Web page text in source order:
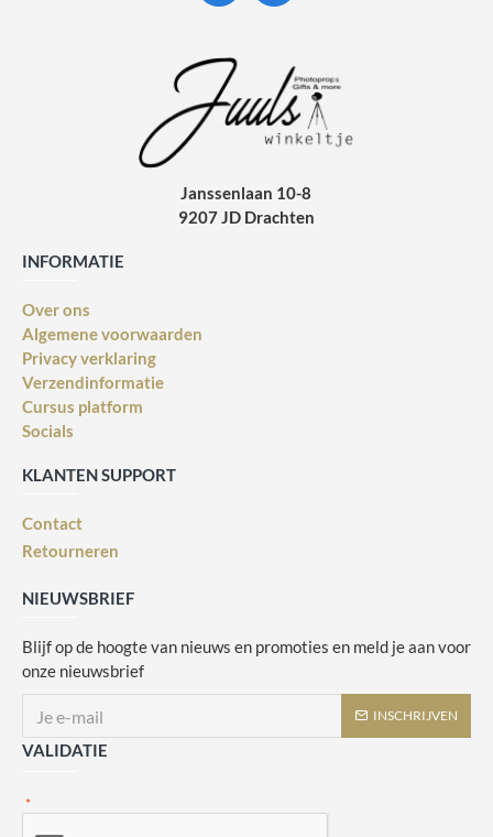
Janssenlaan 10-8
9207 JD Drachten
INFORMATIE
Over ons
Algemene voorwaarden
Privacy verklaring
Verzendinformatie
Cursus platform
Socials
KLANTEN SUPPORT
Contact
Retourneren
NIEUWSBRIEF
Blijf op de hoogte van nieuws en promoties en meld je aan voor
onze nieuwsbrief
INSCHRIJVEN
VALIDATIE